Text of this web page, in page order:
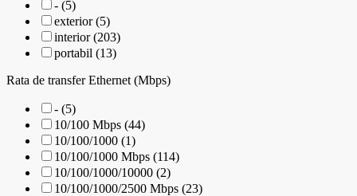
- (5)
exterior (5)
interior (203)
portabil (13)
Rata de transfer Ethernet (Mbps)
- (5)
10/100 Mbps (44)
10/100/1000 (1)
10/100/1000 Mbps (114)
10/100/1000/10000 (2)
10/100/1000/2500 Mbps (23)